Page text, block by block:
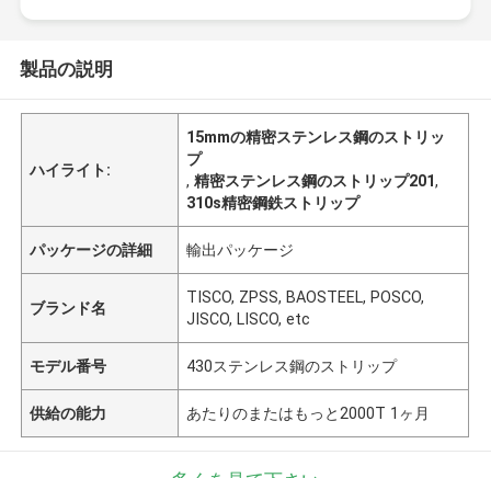
製品の説明
ハイライト:
15mmの精密ステンレス鋼のストリッ
プ
,精密ステンレス鋼のストリップ201,
310s精密鋼鉄ストリップ
パッケージの詳細 輸出パッケージ
ブランド名
TISCO, ZPSS, BAOSTEEL, POSCO,
JISCO, LISCO, etc
モデル番号 430ステンレス鋼のストリップ
供給の能力 あたりのまたはもっと2000T 1ヶ月